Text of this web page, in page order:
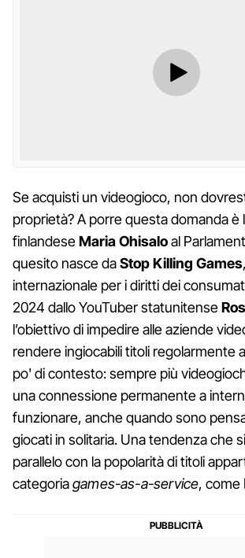
Se acquisti un videogioco, non
proprietà? A porre questa domanda è
finlandeseMaria Ohisaloal
quesito nasce daStop Killing Games
internazionale per i diritti dei
2024 dallo YouTuber statunitense
l’obiettivo di impedire alle aziende
rendere ingiocabili titoli regolarmente
po' di contesto: sempre più
una connessione permanente a
funzionare, anche quando sono
giocati in solitaria. Una tendenza che
parallelo con la popolarità di titoli
categoriagames-as-a-service, come